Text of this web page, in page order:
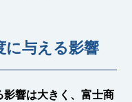
に与える影響
響は大きく、富士商